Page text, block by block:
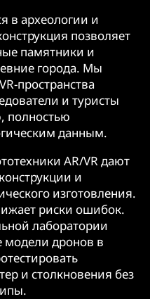
в археологии и
позволяет
памятники и
города. Мы
пространства
и туристы
полностью
данным.
AR/VR дают
и
изготовления.
риски ошибок.
лаборатории
модели дронов в
и столкновения без